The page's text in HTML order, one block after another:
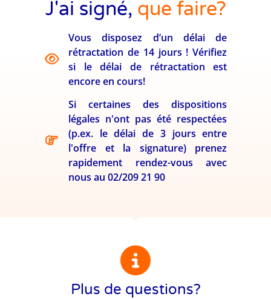
J'ai signé, que faire?
Vous disposez d’un délai de
rétractation de 14 jours ! Vérifiez
si le délai de rétractation est
encore en cours!
Si certaines des dispositions
légales n'ont pas été respectées
(p.ex. le délai de 3 jours entre
l'offre et la signature) prenez
rapidement rendez-vous avec
nous au 02/209 21 90
Plus de questions?